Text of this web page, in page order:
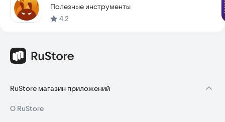
Полезные инструменты
4,2
RuStore магазин приложений
О RuStore